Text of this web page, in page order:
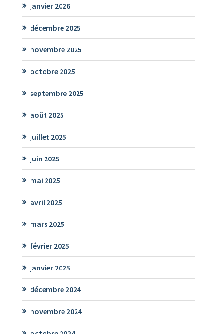
janvier 2026
décembre 2025
novembre 2025
octobre 2025
septembre 2025
août 2025
juillet 2025
juin 2025
mai 2025
avril 2025
mars 2025
février 2025
janvier 2025
décembre 2024
novembre 2024